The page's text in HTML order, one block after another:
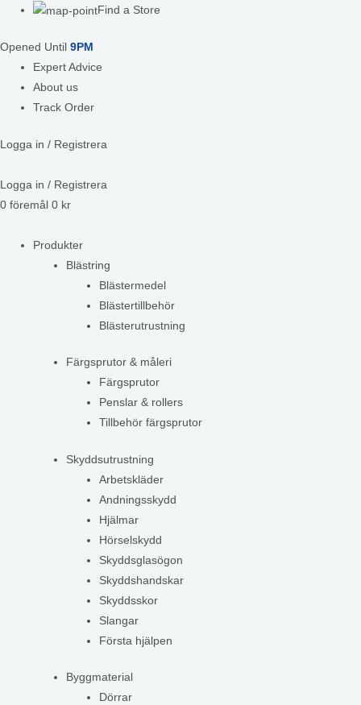
Find a Store
Opened Until 9PM
Expert Advice
About us
Track Order
Logga in / Registrera
Logga in / Registrera
0 föremål 0 kr
Produkter
Blästring
Blästermedel
Blästertillbehör
Blästerutrustning
Färgsprutor & måleri
Färgsprutor
Penslar & rollers
Tillbehör färgsprutor
Skyddsutrustning
Arbetskläder
Andningsskydd
Hjälmar
Hörselskydd
Skyddsglasögon
Skyddshandskar
Skyddsskor
Slangar
Första hjälpen
Byggmaterial
Dörrar